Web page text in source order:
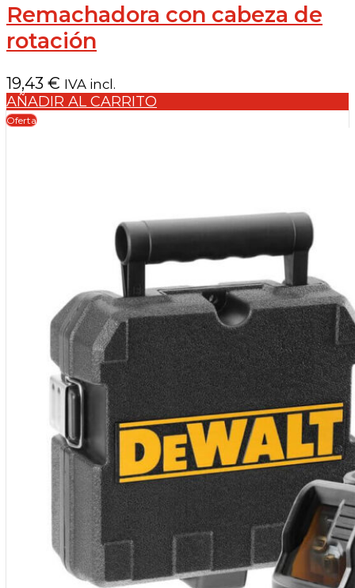
Remachadora con cabeza de
rotación
19,43 € IVA incl.
AÑADIR AL CARRITO
Oferta